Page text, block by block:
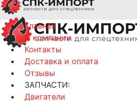
Главная
О компании
Контакты
Доставка и оплата
Отзывы
ЗАПЧАСТИ:
Двигатели